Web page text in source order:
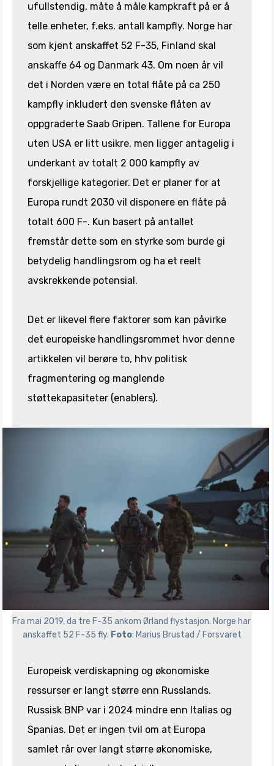
ufullstendig, måte å måle kampkraft på er å
telle enheter, f.eks. antall kampfly. Norge har
som kjent anskaffet 52 F-35, Finland skal
anskaffe 64 og Danmark 43. Om noen år vil
det i Norden være en total flåte på ca 250
kampfly inkludert den svenske flåten av
oppgraderte Saab Gripen. Tallene for Europa
uten USA er litt usikre, men ligger antagelig i
underkant av totalt 2 000 kampfly av
forskjellige kategorier. Det er planer for at
Europa rundt 2030 vil disponere en flåte på
totalt 600 F-. Kun basert på antallet
fremstår dette som en styrke som burde gi
betydelig handlingsrom og ha et reelt
avskrekkende potensial.
Det er likevel flere faktorer som kan påvirke
det europeiske handlingsrommet hvor denne
artikkelen vil berøre to, hhv politisk
fragmentering og manglende
støttekapasiteter (enablers).
Fra mai 2019, da tre F-35 ankom Ørland flystasjon. Norge har
anskaffet 52 F-35 fly. Foto: Marius Brustad / Forsvaret
Europeisk verdiskapning og økonomiske
ressurser er langt større enn Russlands.
Russisk BNP var i 2024 mindre enn Italias og
Spanias. Det er ingen tvil om at Europa
samlet rår over langt større økonomiske,